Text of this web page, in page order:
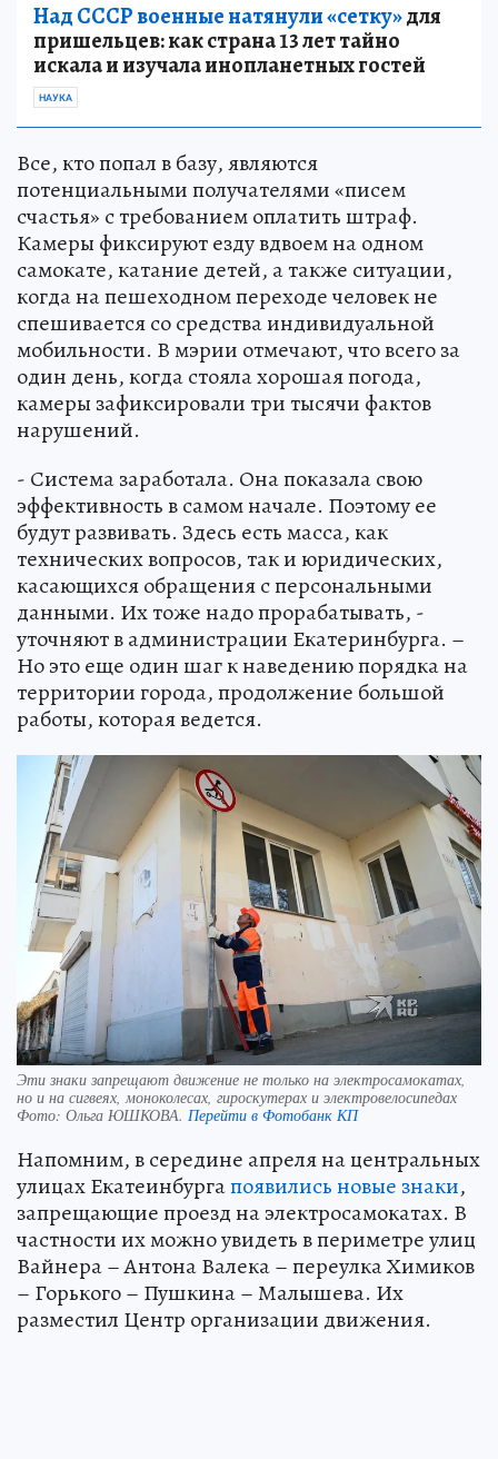
Над СССР военные натянули «сетку»для
пришельцев: как страна 13 лет тайно
искала и изучала инопланетных гостей
НАУКА
Все, кто попал в базу, являются
потенциальными получателями «писем
счастья» с требованием оплатить штраф.
Камеры фиксируют езду вдвоем на одном
самокате, катание детей, а также ситуации,
когда на пешеходном переходе человек не
спешивается со средства индивидуальной
мобильности. В мэрии отмечают, что всего за
один день, когда стояла хорошая погода,
камеры зафиксировали три тысячи фактов
нарушений.
- Система заработала. Она показала свою
эффективность в самом начале. Поэтому ее
будут развивать. Здесь есть масса, как
технических вопросов, так и юридических,
касающихся обращения с персональными
данными. Их тоже надо прорабатывать, -
уточняют в администрации Екатеринбурга. –
Но это еще один шаг к наведению порядка на
территории города, продолжение большой
работы, которая ведется.
Эти знаки запрещают движение не только на электросамокатах,
но и на сигвеях, моноколесах, гироскутерах и электровелосипедах
Фото: Ольга ЮШКОВА. Перейти в Фотобанк КП
Напомним, в середине апреля на центральных
улицах Екатеинбургапоявились новые знаки,
запрещающие проезд на электросамокатах. В
частности их можно увидеть в периметре улиц
Вайнера – Антона Валека – переулка Химиков
– Горького – Пушкина – Малышева. Их
разместил Центр организации движения.